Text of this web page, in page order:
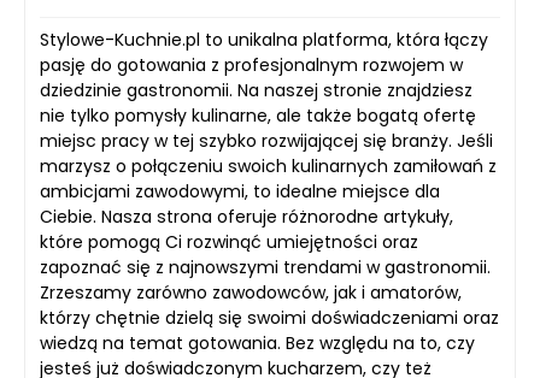
Stylowe-Kuchnie.pl to unikalna platforma, która łączy
pasję do gotowania z profesjonalnym rozwojem w
dziedzinie gastronomii. Na naszej stronie znajdziesz
nie tylko pomysły kulinarne, ale także bogatą ofertę
miejsc pracy w tej szybko rozwijającej się branży. Jeśli
marzysz o połączeniu swoich kulinarnych zamiłowań z
ambicjami zawodowymi, to idealne miejsce dla
Ciebie. Nasza strona oferuje różnorodne artykuły,
które pomogą Ci rozwinąć umiejętności oraz
zapoznać się z najnowszymi trendami w gastronomii.
Zrzeszamy zarówno zawodowców, jak i amatorów,
którzy chętnie dzielą się swoimi doświadczeniami oraz
wiedzą na temat gotowania. Bez względu na to, czy
jesteś już doświadczonym kucharzem, czy też